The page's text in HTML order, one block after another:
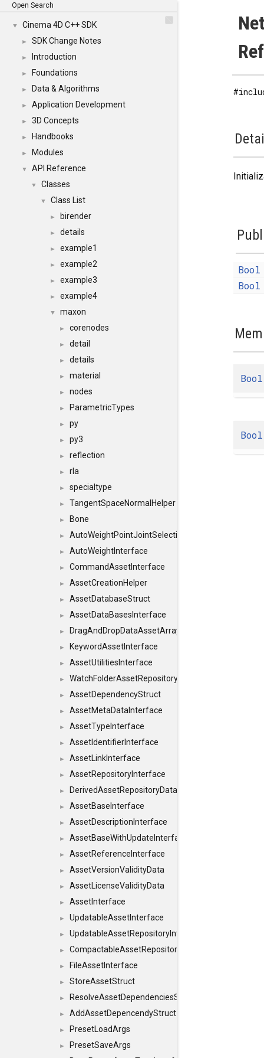
Open Search
▼ Cinema 4D C++ SDK
► SDK Change Notes
► Introduction
► Foundations
► Data & Algorithms
► Application Development
► 3D Concepts
► Handbooks
► Modules
▼ API Reference
▼ Classes
▼ Class List
► birender
► details
► example1
► example2
► example3
► example4
▼ maxon
► corenodes
► detail
► details
► material
► nodes
► ParametricTypes
► py
► py3
► reflection
► rla
► specialtype
► TangentSpaceNormalHelper
► Bone
► AutoWeightPointJointSelections
► AutoWeightInterface
► CommandAssetInterface
► AssetCreationHelper
► AssetDatabaseStruct
► AssetDataBasesInterface
► DragAndDropDataAssetArray
► KeywordAssetInterface
► AssetUtilitiesInterface
► WatchFolderAssetRepositoryInterface
► AssetDependencyStruct
► AssetMetaDataInterface
► AssetTypeInterface
► AssetIdentifierInterface
► AssetLinkInterface
► AssetRepositoryInterface
► DerivedAssetRepositoryDataInterface
► AssetBaseInterface
► AssetDescriptionInterface
► AssetBaseWithUpdateInterface
► AssetReferenceInterface
► AssetVersionValidityData
► AssetLicenseValidityData
► AssetInterface
► UpdatableAssetInterface
► UpdatableAssetRepositoryInterface
► CompactableAssetRepositoryInterface
► FileAssetInterface
► StoreAssetStruct
► ResolveAssetDependenciesStruct
► AddAssetDepencendyStruct
► PresetLoadArgs
►
PresetSaveArgs
Bool
Bool
Bool
Bool